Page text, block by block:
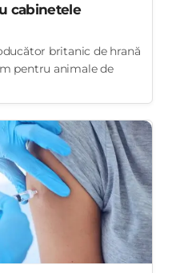
cabinetele
britanic de hrană
pentru animale de